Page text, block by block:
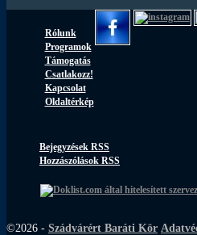
Rólunk
Programok
Támogatás
Csatlakozz!
Kapcsolat
Oldaltérkép
Bejegyzések RSS
Hozzászólások RSS
©2026 - Szádvárért Baráti Kör